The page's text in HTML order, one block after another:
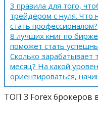
3 правила для того,
трейдером с нуля. Что
стать профессионалом?
8 лучших книг по
поможет стать
Сколько
месяц? На какой
ориентироваться,
ТОП 3 Forex брокеров